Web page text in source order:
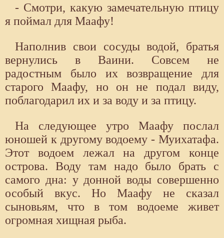
- Смотри, какую замечательную птицу
я поймал для Маафу!
Наполнив свои сосуды водой, братья
вернулись в Ваини. Совсем не
радостным было их возвращение для
старого Маафу, но он не подал виду,
поблагодарил их и за воду и за птицу.
На следующее утро Маафу послал
юношей к другому водоему - Муихатафа.
Этот водоем лежал на другом конце
острова. Воду там надо было брать с
самого дна: у донной воды совершенно
особый вкус. Но Маафу не сказал
сыновьям, что в том водоеме живет
огромная хищная рыба.